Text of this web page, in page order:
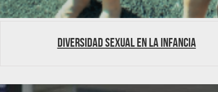
Diversidad sexual en la infancia